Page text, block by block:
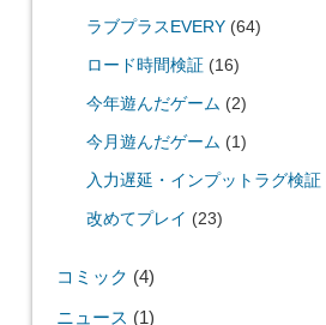
ラブプラスEVERY(64)
ロード時間検証 (16)
今年遊んだゲーム (2)
今月遊んだゲーム (1)
入力遅延・インプットラグ検証
改めてプレイ (23)
コミック (4)
ニュース (1)